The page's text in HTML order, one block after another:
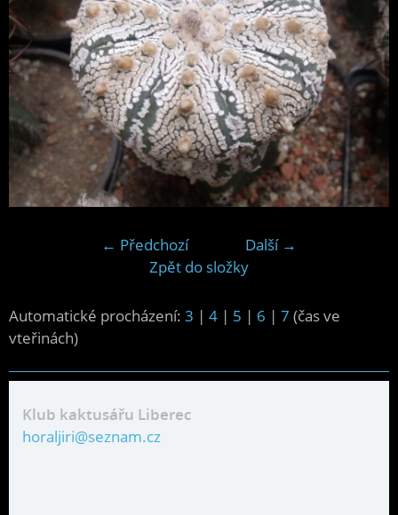
← Předchozí
Další →
Zpět do složky
Automatické procházení: 3 | 4 | 5 | 6 | 7 (čas ve
vteřinách)
Klub kaktusářu Liberec
horaljiri@seznam.cz